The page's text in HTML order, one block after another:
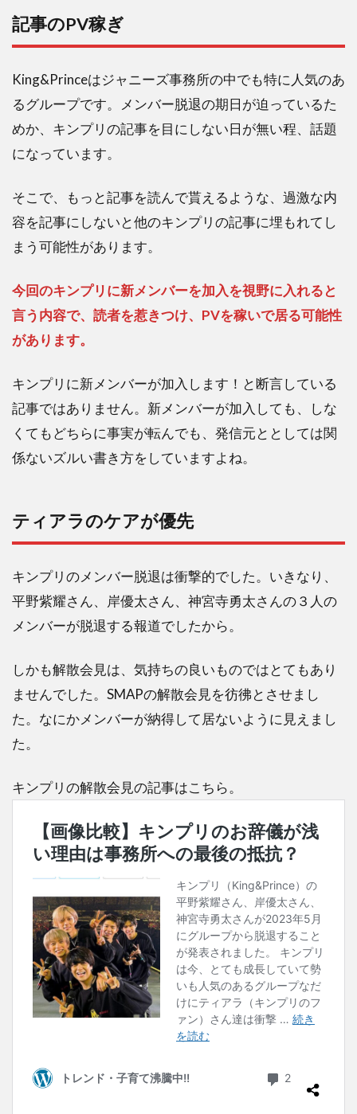
記事のPV稼ぎ
King&Princeはジャニーズ事務所の中でも特に人気のあ
るグループです。メンバー脱退の期日が迫っているた
めか、キンプリの記事を目にしない日が無い程、話題
になっています。
そこで、もっと記事を読んで貰えるような、過激な内
容を記事にしないと他のキンプリの記事に埋もれてし
まう可能性があります。
今回のキンプリに新メンバーを加入を視野に入れると
言う内容で、読者を惹きつけ、PVを稼いで居る可能性
があります。
キンプリに新メンバーが加入します！と断言している
記事ではありません。新メンバーが加入しても、しな
くてもどちらに事実が転んでも、発信元ととしては関
係ないズルい書き方をしていますよね。
ティアラのケアが優先
キンプリのメンバー脱退は衝撃的でした。いきなり、
平野紫耀さん、岸優太さん、神宮寺勇太さんの３人の
メンバーが脱退する報道でしたから。
しかも解散会見は、気持ちの良いものではとてもあり
ませんでした。SMAPの解散会見を彷彿とさせまし
た。なにかメンバーが納得して居ないように見えまし
た。
キンプリの解散会見の記事はこちら。